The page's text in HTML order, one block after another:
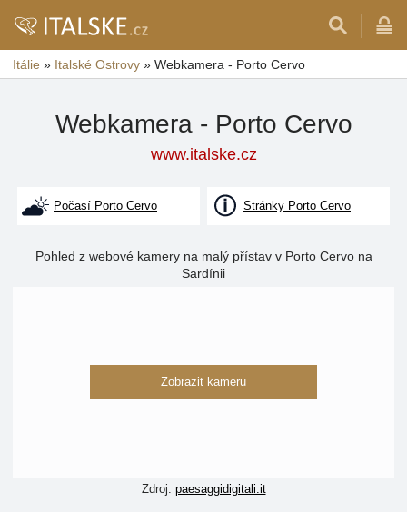
Itálie » Italské Ostrovy » Webkamera - Porto Cervo
Webkamera - Porto Cervo
www.italske.cz
Počasí Porto Cervo Stránky Porto Cervo
Pohled z webové kamery na malý přístav v Porto Cervo na
Sardínii
Zobrazit kameru
Zdroj: paesaggidigitali.it